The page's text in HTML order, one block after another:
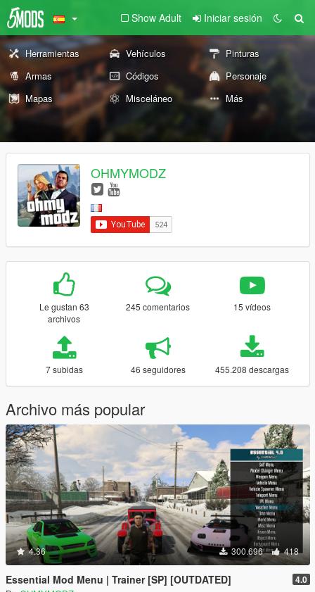
Show Adult Iniciar sesión
Herramientas Vehículos
Pinturas
Armas
Códigos
Personaje
Mapas
Misceláneo Más
OHMYMODZ
Le gustan 63
archivos
245 comentarios 15 vídeos
7 subidas 46 seguidores 455.208 descargas
Archivo más popular
4.36 300.696 418
Essential Mod Menu | Trainer [SP] [OUTDATED] 4.0